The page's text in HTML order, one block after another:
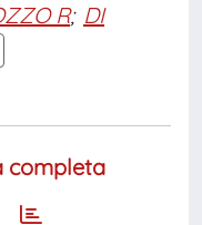
R; DI
completa